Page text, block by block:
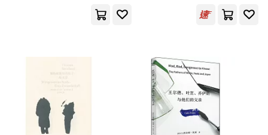
交通部運輸研究所(4)
以色列美角 約阿咪(4)
科學普及出版社(18)
中國農業出版社(17)
北方婦女兒童出版社(17)